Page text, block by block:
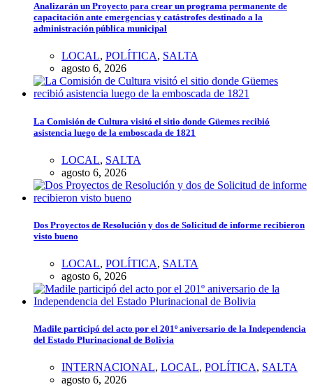
Analizarán un Proyecto para crear un programa permanente de
capacitación ante emergencias y catástrofes destinado a la
administración pública municipal
LOCAL, POLÍTICA, SALTA
agosto 6, 2026
La Comisión de Cultura visitó el sitio donde Güemes recibió
asistencia luego de la emboscada de 1821
LOCAL, SALTA
agosto 6, 2026
Dos Proyectos de Resolución y dos de Solicitud de informe recibieron
visto bueno
LOCAL, POLÍTICA, SALTA
agosto 6, 2026
Madile participó del acto por el 201º aniversario de la Independencia
del Estado Plurinacional de Bolivia
INTERNACIONAL, LOCAL, POLÍTICA, SALTA
agosto 6, 2026